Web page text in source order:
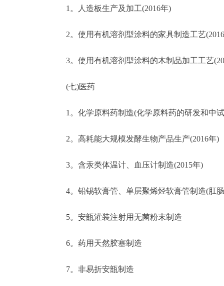
1。人造板生产及加工(2016年)
2。使用有机溶剂型涂料的家具制造工艺
3。使用有机溶剂型涂料的木制品加工工艺
(七)医药
1。化学原料药制造(化学原料药的研发和中试
2。高耗能大规模发酵生物产品生产(2016年)
3。含汞类体温计、血压计制造(2015年)
4。铅锡软膏管、单层聚烯烃软膏管制造(肛
5。安瓿灌装注射用无菌粉末制造
6。药用天然胶塞制造
7。非易折安瓿制造